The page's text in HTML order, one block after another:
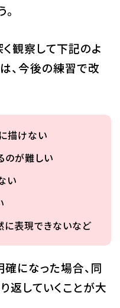
観察して下記のよ
、今後の練習で改
描けない
のが難しい
い
に表現できないなど
になった場合、同
返していくことが大